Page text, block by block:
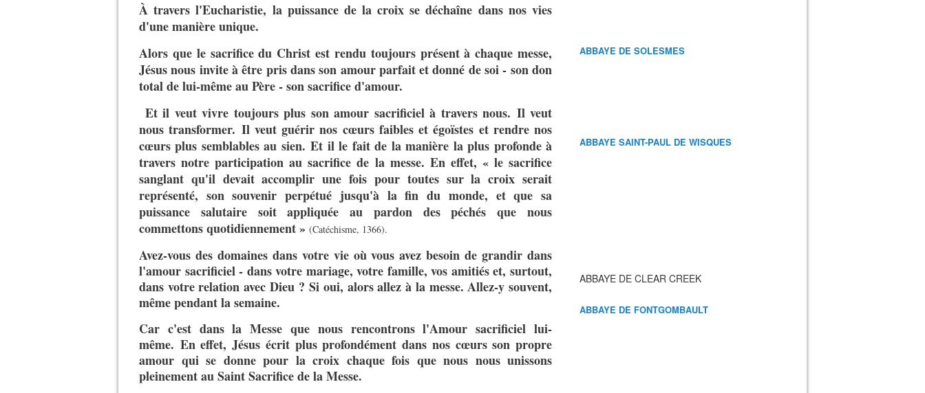
À travers l'Eucharistie, la puissance de la croix se déchaîne dans nos vies
d'une manière unique.
Alors que le sacrifice du Christ est rendu toujours présent à chaque messe,
Jésus nous invite à être pris dans son amour parfait et donné de soi - son don
total de lui-même au Père - son sacrifice d'amour.
Et il veut vivre toujours plus son amour sacrificiel à travers nous. Il veut
nous transformer. Il veut guérir nos cœurs faibles et égoïstes et rendre nos
cœurs plus semblables au sien. Et il le fait de la manière la plus profonde à
travers notre participation au sacrifice de la messe. En effet, « le sacrifice
sanglant qu'il devait accomplir une fois pour toutes sur la croix serait
représenté, son souvenir perpétué jusqu'à la fin du monde, et que sa
puissance salutaire soit appliquée au pardon des péchés que nous
commettons quotidiennement » (Catéchisme, 1366).
Avez-vous des domaines dans votre vie où vous avez besoin de grandir dans
l'amour sacrificiel - dans votre mariage, votre famille, vos amitiés et, surtout,
dans votre relation avec Dieu ? Si oui, alors allez à la messe. Allez-y souvent,
même pendant la semaine.
Car c'est dans la Messe que nous rencontrons l'Amour sacrificiel lui-
même. En effet, Jésus écrit plus profondément dans nos cœurs son propre
amour qui se donne pour la croix chaque fois que nous nous unissons
pleinement au Saint Sacrifice de la Messe.
ABBAYE DE SOLESMES
ABBAYE SAINT-PAUL DE WISQUES
ABBAYE DE CLEAR CREEK
ABBAYE DE FONTGOMBAULT